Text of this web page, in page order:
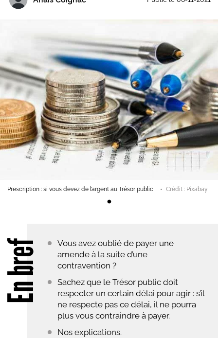
bref
Vous avez oublié de payer une
amende à la suite d’une
contravention ?
Sachez que le Trésor public doit
respecter un certain délai pour agir : s’il
ne respecte pas ce délai, il ne pourra
plus vous contraindre à payer.
Nos explications.
Prescription : si vous devez de l’argent au Trésor public Crédit : Pixabay